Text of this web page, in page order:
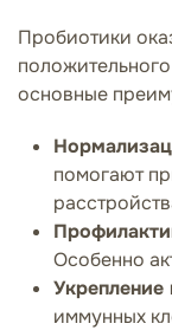
Пробиотики
основные
помогают
Особенно
иммунных